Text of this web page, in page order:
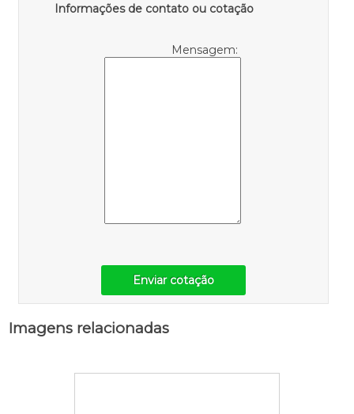
Informações de contato ou cotação
Mensagem:
Enviar cotação
Imagens relacionadas